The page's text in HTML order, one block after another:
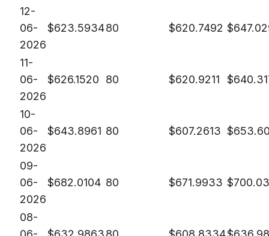
12-
06-
2026
$623.593480 $620.7492 $
11-
06-
2026
$626.1520 80 $620.9211 $
10-
06-
2026
$643.8961 80 $607.2613 $
09-
06-
2026
$682.0104 80 $671.9933 $
08-